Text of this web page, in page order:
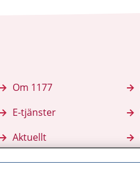
Om 1177
E-tjänster
Aktuellt